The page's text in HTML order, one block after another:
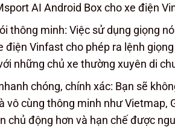
AI Android Box cho xe điện
thông minh: Việc sử dụng giọng
điện Vinfast cho phép ra lệnh
những chủ xe thường xuyên di
chóng, chính xác: Bạn sẽ
vô cùng thông minh như Vietmap,
chủ động hơn và hạn chế được